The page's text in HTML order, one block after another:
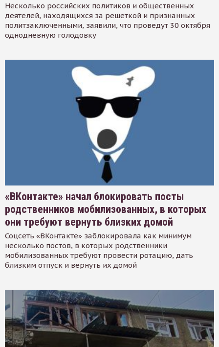
Несколько российских политиков и общественных
деятелей, находящихся за решеткой и признанных
политзаключенными, заявили, что проведут 30 октября
однодневную голодовку
«ВКонтакте» начал блокировать посты
родственников мобилизованных, в которых
они требуют вернуть близких домой
Соцсеть «ВКонтакте» заблокировала как минимум
несколько постов, в которых родственники
мобилизованных требуют провести ротацию, дать
близким отпуск и вернуть их домой